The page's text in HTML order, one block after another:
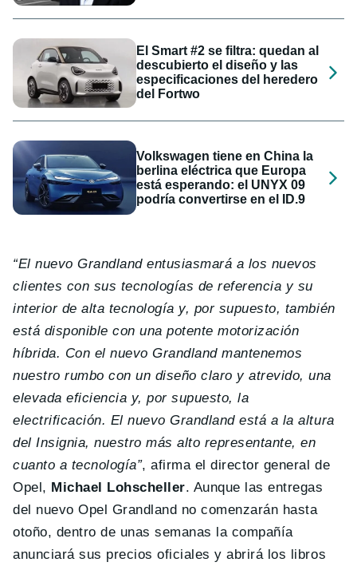
El Smart #2 se filtra: quedan al
descubierto el diseño y las
especificaciones del heredero
del Fortwo
Volkswagen tiene en China la
berlina eléctrica que Europa
está esperando: el UNYX 09
podría convertirse en el ID.9
“El nuevo Grandland entusiasmará a los nuevos
clientes con sus tecnologías de referencia y su
interior de alta tecnología y, por supuesto, también
está disponible con una potente motorización
híbrida. Con el nuevo Grandland mantenemos
nuestro rumbo con un diseño claro y atrevido, una
elevada eficiencia y, por supuesto, la
electrificación. El nuevo Grandland está a la altura
del Insignia, nuestro más alto representante, en
cuanto a tecnología”, afirma el director general de
Opel, Michael Lohscheller. Aunque las entregas
del nuevo Opel Grandland no comenzarán hasta
otoño, dentro de unas semanas la compañía
anunciará sus precios oficiales y abrirá los libros